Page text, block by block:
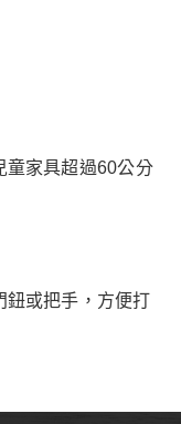
童家具超過60公分
鈕或把手，方便打